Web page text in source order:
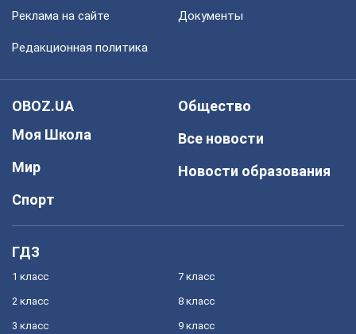
Реклама на сайте Документы
Редакционная политика
OBOZ.UA
Моя Школа
Мир
Спорт
Общество
Все новости
Новости образования
ГДЗ
1 класс
2 класс
3 класс
7 класс
8 класс
9 класс